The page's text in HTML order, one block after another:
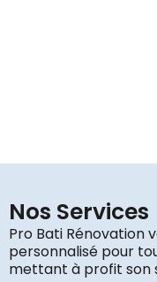
Nos Services
Pro Bati Rénovation
personnalisé pour
mettant à profit son